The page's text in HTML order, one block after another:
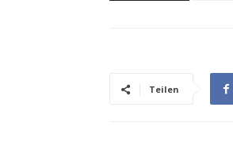
Teilen